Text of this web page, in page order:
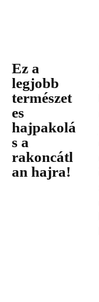
Ez a
legjobb
természet
es
hajpakolá
s a
rakoncátl
an hajra!